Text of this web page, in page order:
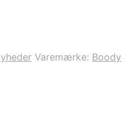
Varemærke: Boody